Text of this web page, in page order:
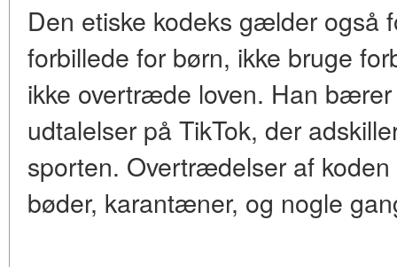
Den etiske kodeks gælder også
forbillede for børn, ikke bruge
ikke overtræde loven. Han
udtalelser på TikTok, der
sporten. Overtrædelser af
bøder, karantæner, og nogle